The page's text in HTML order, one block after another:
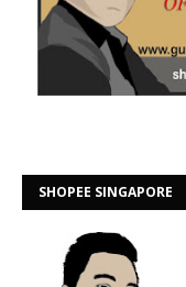
SHOPEE SINGAPORE